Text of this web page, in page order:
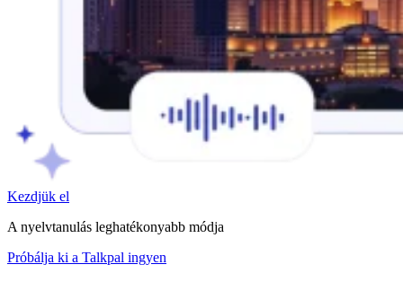
Kezdjük el
A nyelvtanulás leghatékonyabb módja
Próbálja ki a Talkpal ingyen